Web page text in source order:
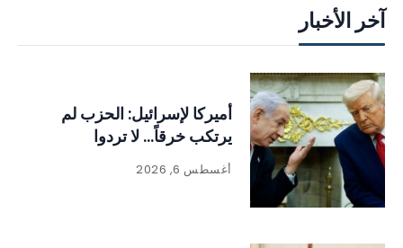
آخر الأخبار
أميركا لإسرائيل: الحزب لم
يرتكب خرقاً… لا تردوا
أغسطس 6, 2026